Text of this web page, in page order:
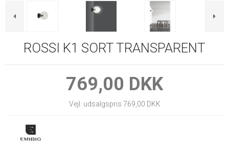
ROSSI K1 SORT TRANSPARENT
769,00 DKK
Vejl. udsalgspris 769,00 DKK